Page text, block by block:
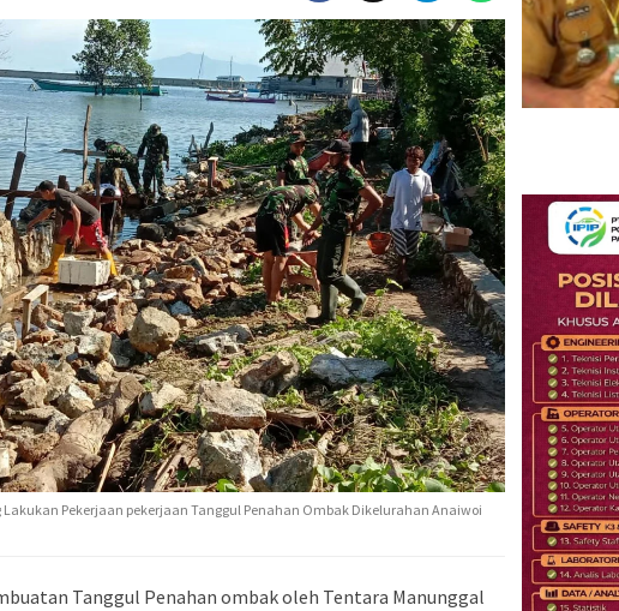
Lakukan Pekerjaan pekerjaan Tanggul Penahan Ombak Dikelurahan Anaiwoi
Tanggul Penahan ombak oleh Tentara Manunggal